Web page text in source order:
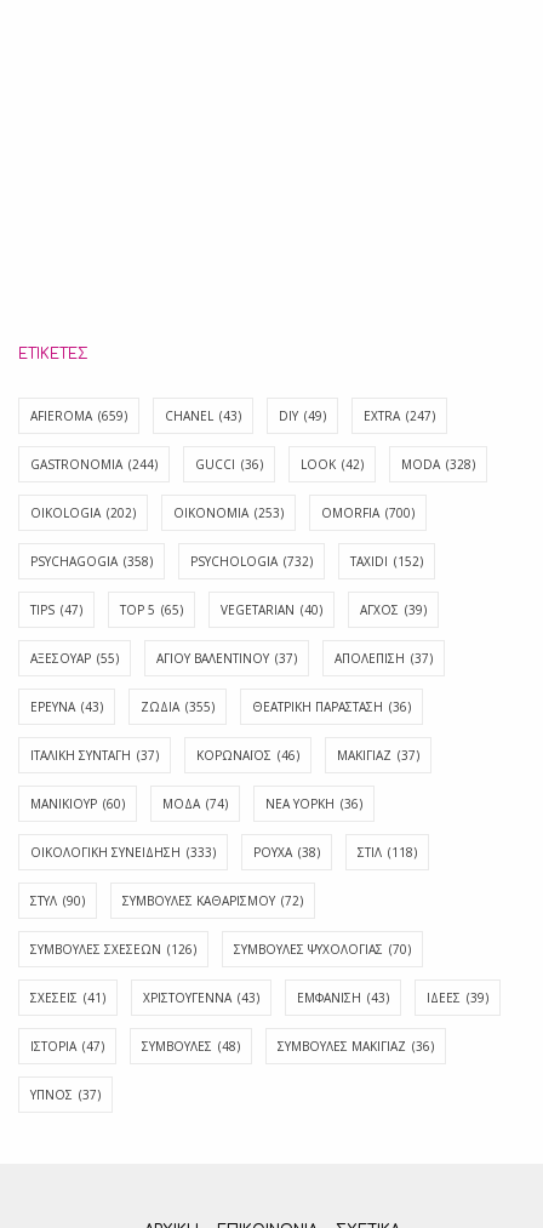
ΕΤΙΚΈΤΕΣ
AFIEROMA (659) CHANEL (43) DIY (49) EXTRA (247)
GASTRONOMIA (244) GUCCI (36) LOOK (42) MODA (328)
OIKOLOGIA (202) OIKONOMIA (253) OMORFIA (700)
PSYCHAGOGIA (358) PSYCHOLOGIA (732) TAXIDI (152)
TIPS (47) TOP 5 (65) VEGETARIAN (40) ΑΓΧΟΣ (39)
ΑΞΕΣΟΥΑΡ (55) ΑΓΊΟΥ ΒΑΛΕΝΤΊΝΟΥ (37) ΑΠΟΛΈΠΙΣΗ (37)
ΕΡΕΥΝΑ (43) ΖΩΔΙΑ (355) ΘΕΑΤΡΙΚΗ ΠΑΡΑΣΤΑΣΗ (36)
ΙΤΑΛΙΚΗ ΣΥΝΤΑΓΗ (37) ΚΟΡΩΝΑΪΟΣ (46) ΜΑΚΙΓΙΑΖ (37)
ΜΑΝΙΚΙΟΥΡ (60) ΜΟΔΑ (74) ΝΕΑ ΥΟΡΚΗ (36)
ΟΙΚΟΛΟΓΙΚΗ ΣΥΝΕΙΔΗΣΗ (333) ΡΟΥΧΑ (38) ΣΤΙΛ (118)
ΣΤΥΛ (90) ΣΥΜΒΟΥΛΕΣ ΚΑΘΑΡΙΣΜΟΥ (72)
ΣΥΜΒΟΥΛΕΣ ΣΧΕΣΕΩΝ (126) ΣΥΜΒΟΥΛΕΣ ΨΥΧΟΛΟΓΙΑΣ (70)
ΣΧΕΣΕΙΣ (41) ΧΡΙΣΤΟΥΓΕΝΝΑ (43) ΕΜΦΆΝΙΣΗ (43) ΙΔΈΕΣ (39)
ΙΣΤΟΡΊΑ (47) ΣΥΜΒΟΥΛΈΣ (48) ΣΥΜΒΟΥΛΈΣ ΜΑΚΙΓΙΆΖ (36)
ΎΠΝΟΣ (37)